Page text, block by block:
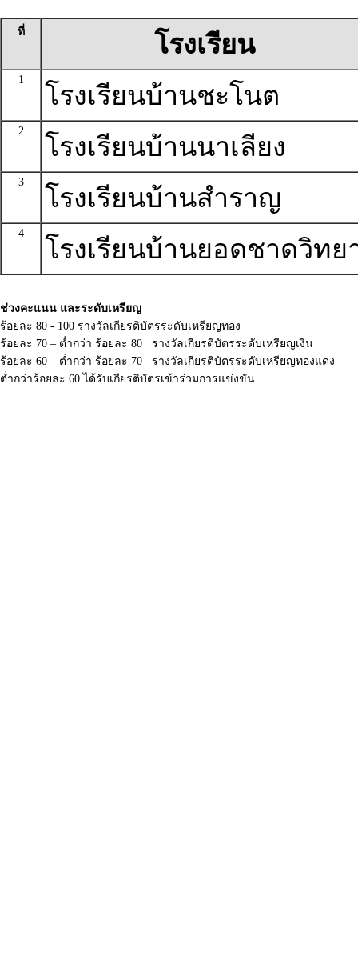
ที่ โรงเรียน
1
โรงเรียนบ้านชะโนต
2
โรงเรียนบ้านนาเลียง
3
โรงเรียนบ้านสำราญ
4
โรงเรียนบ้านยอดชาดวิทย
ช่วงคะแนน และระดับเหรียญ
ร้อยละ 80 - 100 รางวัลเกียรติบัตรระดับเหรียญทอง
ร้อยละ 70 – ต่ำกว่า ร้อยละ 80 รางวัลเกียรติบัตรระดับเหรียญเงิน
ร้อยละ 60 – ต่ำกว่า ร้อยละ 70 รางวัลเกียรติบัตรระดับเหรียญทองแดง
ต่ำกว่าร้อยละ 60 ได้รับเกียรติบัตรเข้าร่วมการแข่งขัน